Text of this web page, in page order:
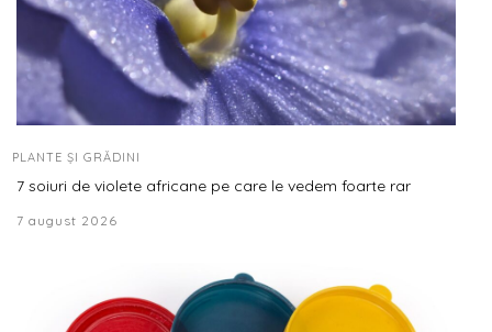
PLANTE ȘI GRĂDINI
7 soiuri de violete africane pe care le vedem foarte rar
7 august 2026